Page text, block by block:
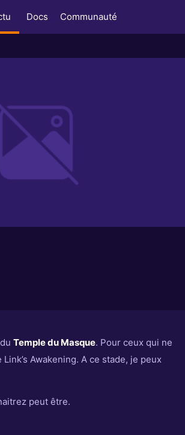
Docs Communauté
Temple du Masque. Pour ceux qui ne
Awakening. A ce stade, je peux
peut être.